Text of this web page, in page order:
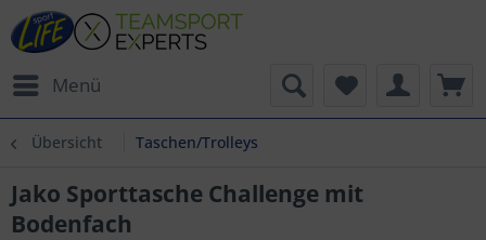
Menü
Übersicht Taschen/Trolleys
Jako Sporttasche Challenge mit
Bodenfach